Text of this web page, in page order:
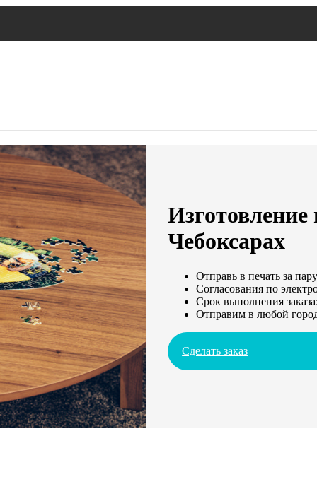
Изготовление
Чебоксарах
Отправь в печать за
Согласования по
Срок выполнения
Отправим в любой
Сделать заказ